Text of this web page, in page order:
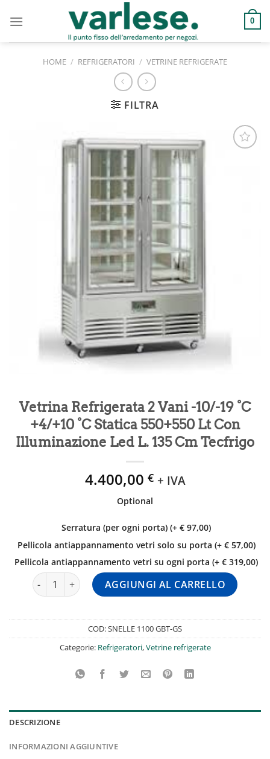
0
HOME / REFRIGERATORI / VETRINE REFRIGERATE
FILTRA
Vetrina Refrigerata 2 Vani -10/-19 °C
+4/+10 °C Statica 550+550 Lt Con
Illuminazione Led L. 135 Cm Tecfrigo
4.400,00 € + IVA
Optional
Serratura (per ogni porta) (+ € 97,00)
Pellicola antiappannamento vetri solo su porta (+ € 57,00)
Pellicola antiappannamento vetri su ogni porta (+ € 319,00)
Vetrina Refrigerata 2 Vani -10/-19 °C +4/+10 °C Statica
AGGIUNGI AL CARRELLO
COD:SNELLE 1100 GBT-GS
Categorie: Refrigeratori,Vetrine refrigerate
DESCRIZIONE
INFORMAZIONI AGGIUNTIVE